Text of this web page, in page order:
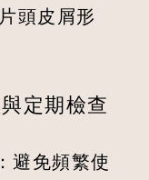
頭皮屑形
定期檢查
避免頻繁使